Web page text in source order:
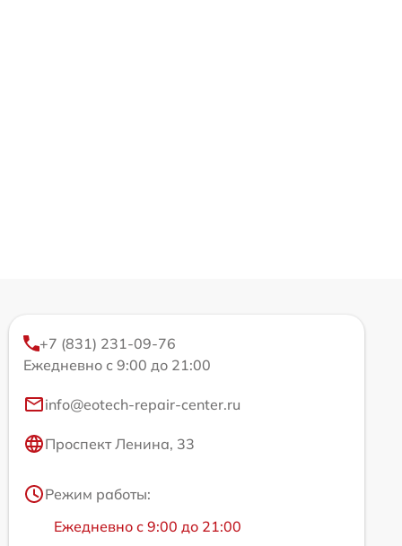
+7 (831) 231-09-76
Ежедневно с 9:00 до 21:00
info@eotech-repair-center.ru
Проспект Ленина, 33
Режим работы:
Ежедневно с 9:00 до 21:00